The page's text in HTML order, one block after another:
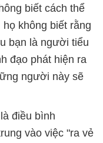
biết cách thể
không biết rằng
bạn là người tiểu
đạo phát hiện ra
người này sẽ
điều bình
vào việc "ra vẻ